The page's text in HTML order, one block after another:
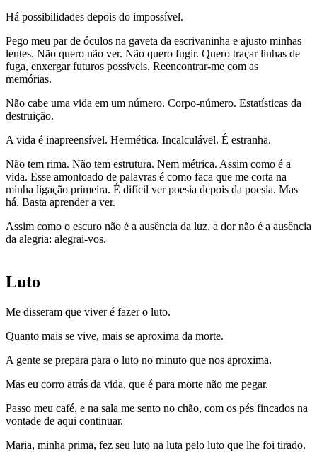
Há possibilidades depois do impossível.
Pego meu par de óculos na gaveta da escrivaninha e ajusto minhas
lentes. Não quero não ver. Não quero fugir. Quero traçar linhas de
fuga, enxergar futuros possíveis. Reencontrar-me com as
memórias.
Não cabe uma vida em um número. Corpo-número. Estatísticas da
destruição.
A vida é inapreensível. Hermética. Incalculável. É estranha.
Não tem rima. Não tem estrutura. Nem métrica. Assim como é a
vida. Esse amontoado de palavras é como faca que me corta na
minha ligação primeira. É difícil ver poesia depois da poesia. Mas
há. Basta aprender a ver.
Assim como o escuro não é a ausência da luz, a dor não é a ausência
da alegria: alegrai-vos.
Luto
Me disseram que viver é fazer o luto.
Quanto mais se vive, mais se aproxima da morte.
A gente se prepara para o luto no minuto que nos aproxima.
Mas eu corro atrás da vida, que é para morte não me pegar.
Passo meu café, e na sala me sento no chão, com os pés fincados na
vontade de aqui continuar.
Maria, minha prima, fez seu luto na luta pelo luto que lhe foi tirado.